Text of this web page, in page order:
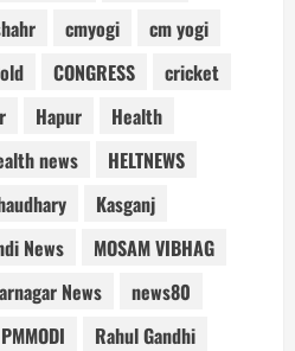
cmyogi
cm yogi
CONGRESS
cricket
Hapur
Health
news
HELTNEWS
Kasganj
News
MOSAM VIBHAG
News
news80
PMMODI
Rahul Gandhi